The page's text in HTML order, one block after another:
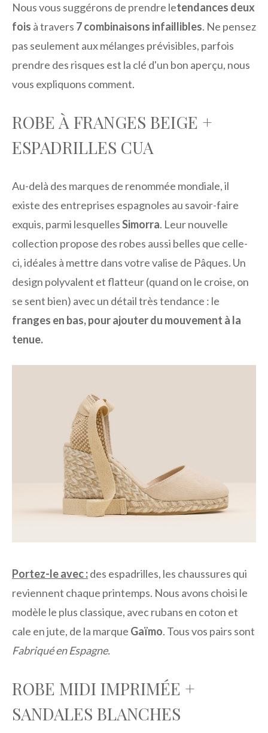
Nous vous suggérons de prendre letendances deux
fois à travers 7 combinaisons infaillibles. Ne pensez
pas seulement aux mélanges prévisibles, parfois
prendre des risques est la clé d'un bon aperçu, nous
vous expliquons comment.
ROBE À FRANGES BEIGE +
ESPADRILLES CUA
Au-delà des marques de renommée mondiale, il
existe des entreprises espagnoles au savoir-faire
exquis, parmi lesquellesSimorra. Leur nouvelle
collection propose des robes aussi belles que celle-
ci, idéales à mettre dans votre valise de Pâques. Un
design polyvalent et flatteur (quand on le croise, on
se sent bien) avec un détail très tendance : le
franges en bas, pour ajouter du mouvement à la
tenue.
Portez-le avec :des espadrilles, les chaussures qui
reviennent chaque printemps. Nous avons choisi le
modèle le plus classique, avec rubans en coton et
cale en jute, de la marque Gaïmo. Tous vos pairs sont
Fabriqué en Espagne.
ROBE MIDI IMPRIMÉE +
SANDALES BLANCHES